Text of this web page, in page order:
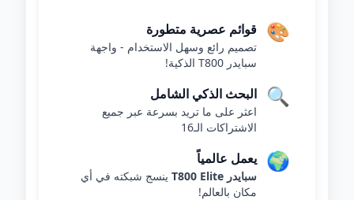
🎨 قوائم عصرية متطورة
تصميم رائع وسهل الاستخدام - واجهة
سبايدر T800 الذكية!
🔍 البحث الذكي الشامل
اعثر على ما تريد بسرعة عبر جميع
الاشتراكات الـ16
🌍 يعمل عالمياً
سبايدر T800 Elite
ينسج شبكته في أي
مكان بالعالم!